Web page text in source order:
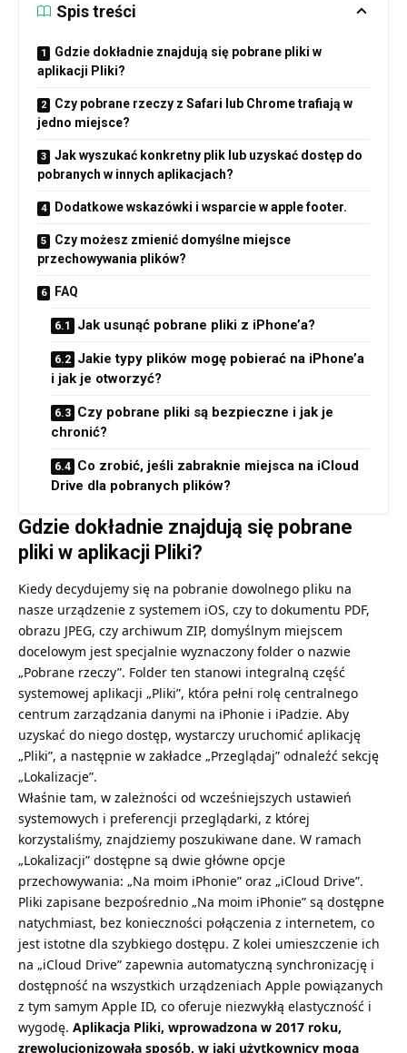
Spis treści
Gdzie dokładnie znajdują się pobrane pliki w
aplikacji Pliki?
Czy pobrane rzeczy z Safari lub Chrome trafiają w
jedno miejsce?
Jak wyszukać konkretny plik lub uzyskać dostęp do
pobranych w innych aplikacjach?
Dodatkowe wskazówki i wsparcie w apple footer.
Czy możesz zmienić domyślne miejsce
przechowywania plików?
FAQ
Jak usunąć pobrane pliki z iPhone’a?
Jakie typy plików mogę pobierać na iPhone’a
i jak je otworzyć?
Czy pobrane pliki są bezpieczne i jak je
chronić?
Co zrobić, jeśli zabraknie miejsca na iCloud
Drive dla pobranych plików?
Gdzie dokładnie znajdują się pobrane
pliki w aplikacji Pliki?
Kiedy decydujemy się na pobranie dowolnego pliku na
nasze urządzenie z systemem iOS, czy to dokumentu PDF,
obrazu JPEG, czy archiwum ZIP, domyślnym miejscem
docelowym jest specjalnie wyznaczony folder o nazwie
„Pobrane rzeczy”. Folder ten stanowi integralną część
systemowej aplikacji „Pliki”, która pełni rolę centralnego
centrum zarządzania danymi na iPhonie i iPadzie. Aby
uzyskać do niego dostęp, wystarczy uruchomić aplikację
„Pliki”, a następnie w zakładce „Przeglądaj” odnaleźć sekcję
„Lokalizacje”.
Właśnie tam, w zależności od wcześniejszych ustawień
systemowych i preferencji przeglądarki, z której
korzystaliśmy, znajdziemy poszukiwane dane. W ramach
„Lokalizacji” dostępne są dwie główne opcje
przechowywania: „Na moim iPhonie” oraz „iCloud Drive”.
Pliki zapisane bezpośrednio „Na moim iPhonie” są dostępne
natychmiast, bez konieczności połączenia z internetem, co
jest istotne dla szybkiego dostępu. Z kolei umieszczenie ich
na „iCloud Drive” zapewnia automatyczną synchronizację i
dostępność na wszystkich urządzeniach Apple powiązanych
z tym samym Apple ID, co oferuje niezwykłą elastyczność i
wygodę. Aplikacja Pliki, wprowadzona w 2017 roku,
zrewolucjonizowała sposób, w jaki użytkownicy mogą